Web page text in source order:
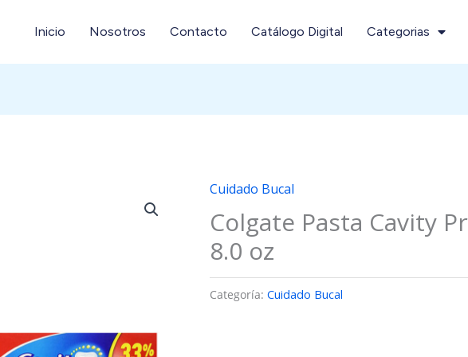
Inicio Nosotros Contacto Catálogo Digital Categorias
Cuidado Bucal
Colgate Pasta Cavity
8.0 oz
Categoría:Cuidado Bucal